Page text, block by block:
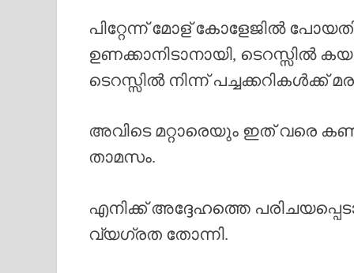
പിറ്റേന്ന് മോള് കോളേജിൽ
ഉണക്കാനിടാനായി, ടെറസ്സിൽ
ടെറസ്സിൽ നിന്ന് പച്ചക്കറികൾക്ക്
അവിടെ മറ്റാരെയും ഇത് വരെ
താമസം.
എനിക്ക് അദ്ദേഹത്തെ
വ്യഗ്രത തോന്നി.